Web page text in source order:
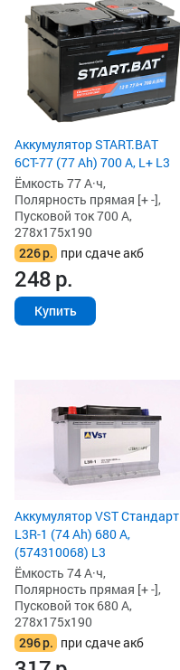
Аккумулятор START.BAT
6СТ-77 (77 Ah) 700 А, L+ L3
Ёмкость 77 А·ч,
Полярность прямая [+ -],
Пусковой ток 700 А,
278x175x190
226р. при сдаче акб
248р.
Купить
Аккумулятор VST Стандарт
L3R-1 (74 Ah) 680 А,
(574310068) L3
Ёмкость 74 А·ч,
Полярность прямая [+ -],
Пусковой ток 680 А,
278x175x190
296р. при сдаче акб